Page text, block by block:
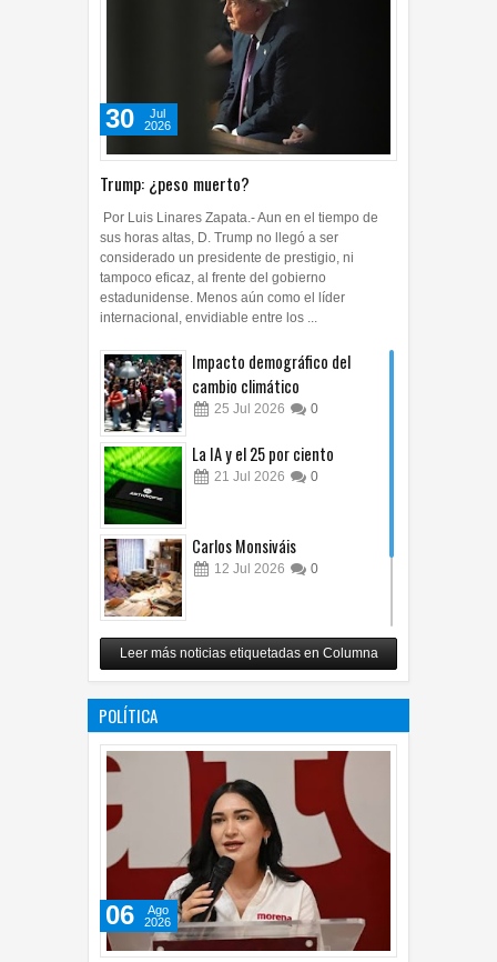
Trump: ¿peso muerto?
30
Jul
2026
Por Luis Linares Zapata.- Aun en el tiempo de
sus horas altas, D. Trump no llegó a ser
considerado un presidente de prestigio, ni
tampoco eficaz, al frente del gobierno
estadunidense. Menos aún como el líder
internacional, envidiable entre los ...
Impacto demográfico del
cambio climático
25 Jul 2026 0
La IA y el 25 por ciento
21 Jul 2026 0
Carlos Monsiváis
12 Jul 2026 0
Revuelo en la inteligencia
artificial
07 Jul 2026 0
Leer más noticias etiquetadas en Columna
POLÍTICA
06
Ago
2026